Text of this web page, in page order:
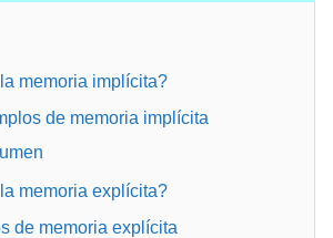
memoria implícita?
de memoria implícita
memoria explícita?
de memoria explícita